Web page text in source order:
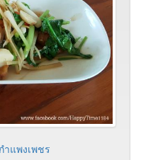
แพงเพชร